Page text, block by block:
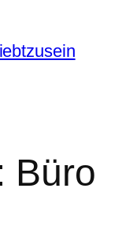
Büro